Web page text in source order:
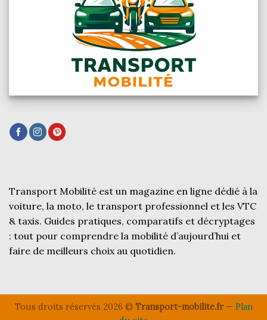
Transport Mobilité est un magazine en ligne dédié à la
voiture, la moto, le transport professionnel et les VTC
& taxis. Guides pratiques, comparatifs et décryptages
: tout pour comprendre la mobilité d’aujourd’hui et
faire de meilleurs choix au quotidien.
Tous droits réservés 2026 © Transport-mobilite.fr— Plan